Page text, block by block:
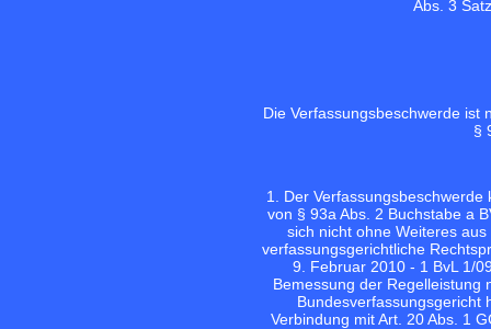
Abs. 3
Die Verfassungsbeschwerde ist
§
1. Der
von § 93a Abs. 2 Buchstabe a
sich nicht ohne Weiteres
verfassungsgerichtliche
9. Februar 2010 - 1 BvL 1/
Bemessung der Regelleistung
Bundesverfassungsgericht
Verbindung mit Art. 20 Abs. 1